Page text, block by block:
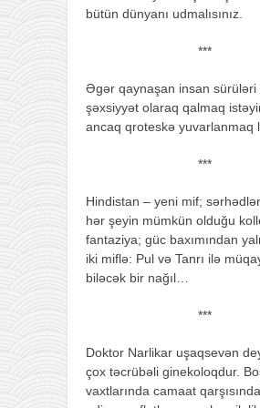
bütün dünyanı udmalısınız.
***
Əgər qaynaşan insan sürüləri
şəxsiyyət olaraq qalmaq
ancaq qroteskə yuvarlanmaq
***
Hindistan – yeni mif;
hər şeyin mümkün olduğu
fantaziya; güc baxımından
iki miflə: Pul və Tanrı ilə
biləcək bir nağıl…
***
Doktor Narlikar uşaqsevən
çox təcrübəli ginekoloqdur.
vaxtlarında camaat